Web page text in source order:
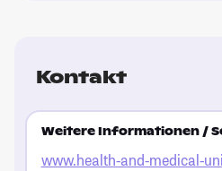
Kontakt
Weitere Informationen /
www.health-and-medical-